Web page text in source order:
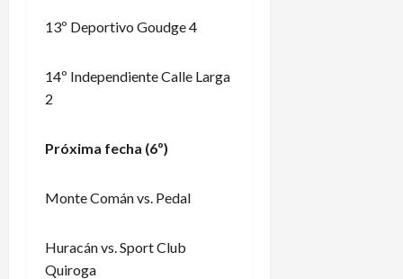
13º Deportivo Goudge 4
14º Independiente Calle Larga
2
Próxima fecha (6º)
Monte Comán vs. Pedal
Huracán vs. Sport Club
Quiroga